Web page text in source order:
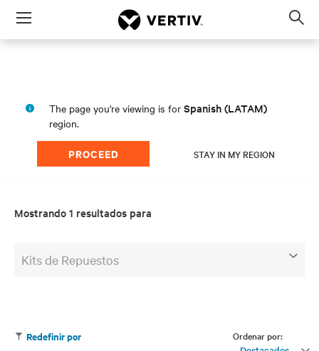
Menu
The page you're viewing is for Spanish (LATAM)
region.
PROCEED STAY IN MY REGION
Mostrando 1 resultados para
Kits de Repuestos
Ordenar por:
Redefinir por